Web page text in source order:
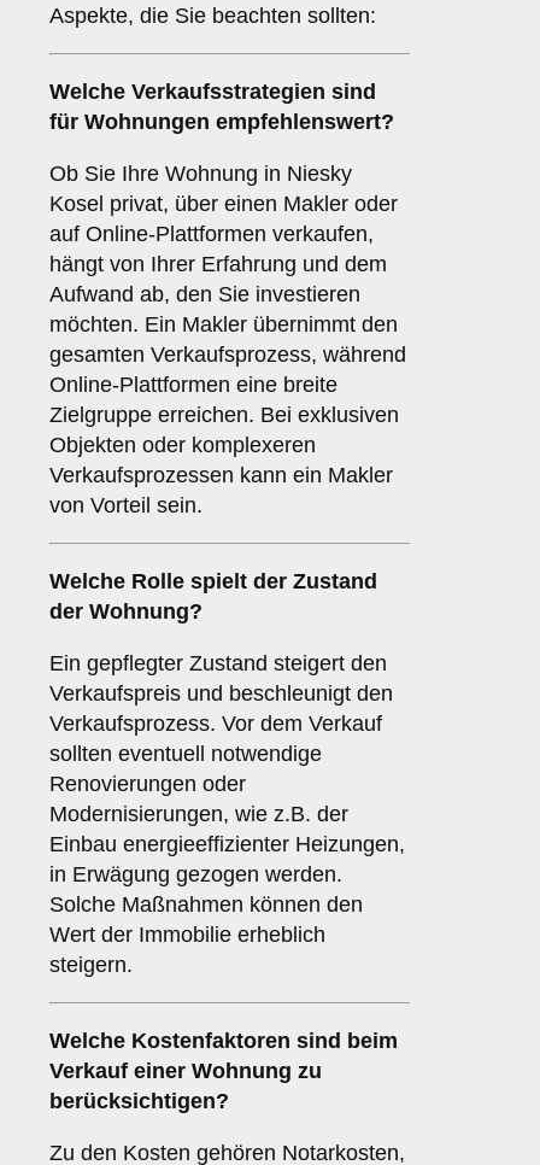
Aspekte, die Sie beachten sollten:
Welche Verkaufsstrategien sind
für Wohnungen empfehlenswert?
Ob Sie Ihre Wohnung in Niesky
Kosel privat, über einen Makler oder
auf Online-Plattformen verkaufen,
hängt von Ihrer Erfahrung und dem
Aufwand ab, den Sie investieren
möchten. Ein Makler übernimmt den
gesamten Verkaufsprozess, während
Online-Plattformen eine breite
Zielgruppe erreichen. Bei exklusiven
Objekten oder komplexeren
Verkaufsprozessen kann ein Makler
von Vorteil sein.
Welche Rolle spielt der Zustand
der Wohnung?
Ein gepflegter Zustand steigert den
Verkaufspreis und beschleunigt den
Verkaufsprozess. Vor dem Verkauf
sollten eventuell notwendige
Renovierungen oder
Modernisierungen, wie z.B. der
Einbau energieeffizienter Heizungen,
in Erwägung gezogen werden.
Solche Maßnahmen können den
Wert der Immobilie erheblich
steigern.
Welche Kostenfaktoren sind beim
Verkauf einer Wohnung zu
berücksichtigen?
Zu den Kosten gehören Notarkosten,